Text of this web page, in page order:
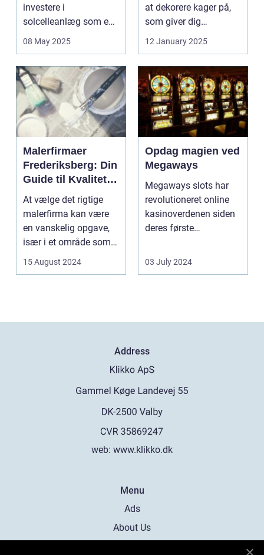
investere i
solcelleanlæg som en
bæred...
08 May 2025
at dekorere kager på,
som giver dig
mulighed for ...
12 January 2025
Malerfirmaer
Frederiksberg: Din
Guide til Kvalitet
og Service
At vælge det rigtige
malerfirma kan være
en vanskelig opgave,
især i et område som
Frederiksberg, hv...
15 August 2024
Opdag magien ved
Megaways
Megaways slots har
revolutioneret online
kasinoverdenen siden
deres første
spillea...
03 July 2024
Address
web: www.klikko.dk
Menu
Ads
About Us